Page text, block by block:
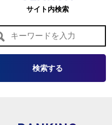
サイト内検索